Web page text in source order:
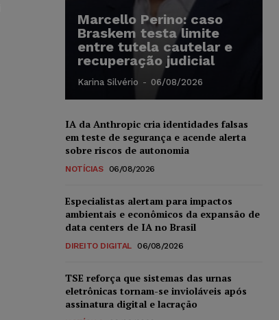
Marcello Perino: caso
Braskem testa limite
entre tutela cautelar e
recuperação judicial
Karina Silvério - 06/08/2026
IA da Anthropic cria identidades falsas
em teste de segurança e acende alerta
sobre riscos de autonomia
NOTÍCIAS 06/08/2026
Especialistas alertam para impactos
ambientais e econômicos da expansão de
data centers de IA no Brasil
DIREITO DIGITAL 06/08/2026
TSE reforça que sistemas das urnas
eletrônicas tornam-se invioláveis após
assinatura digital e lacração